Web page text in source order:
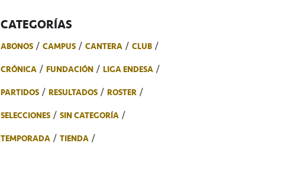
CATEGORÍAS
ABONOS CAMPUS CANTERA
CLUB
CRÓNICA
FUNDACIÓN
LIGA ENDESA
PARTIDOS
RESULTADOS
ROSTER
SELECCIONES
SIN CATEGORÍA
TEMPORADA
TIENDA